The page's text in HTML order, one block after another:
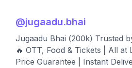
@jugaadu.bhai
Jugaadu Bhai (200k) Trusted
🔥 OTT, Food & Tickets | All at
Price Guarantee | Instant